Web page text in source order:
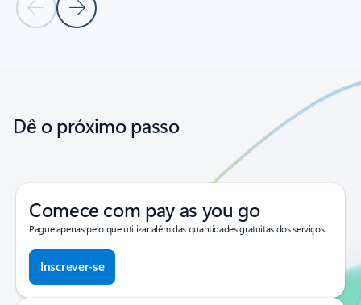
Diapositivo Anterior
Diapositivo Seguinte
Dê o próximo passo
Comece com pay as you go
Pague apenas pelo que utilizar além das quantidades gratuitas dos serviços.
Inscrever-se